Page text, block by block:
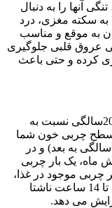
آنها را به دنبال
به سکته مغزی، درد
به موقع و مناسب
عروق قلبی جلوگیری
کرده و حتی باعث
به طور کلی، عموم افراد جامعه باید از سن 20سالگی نسبت به
سطح چربی خون شما
طبیعی است، هر پنج سال یک بار (از سن 20 سالگی به بعد) و در
ماه، یک بار چربی
چربی موجود در غذا،
ضروری است آزمایش چربی خون پس از 12 تا 14 ساعت ناشتا
می دهد.